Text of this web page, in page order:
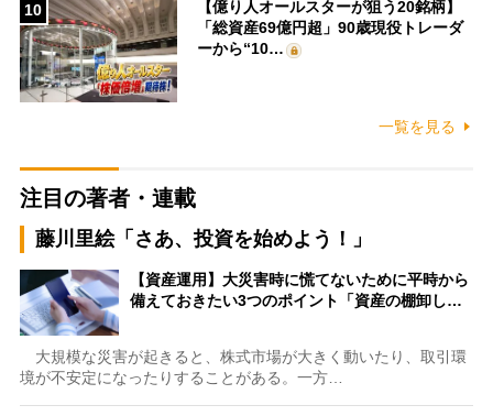
10
【億り人オールスターが狙う20銘柄】
「総資産69億円超」90歳現役トレーダ
ーから“10…
一覧を見る
注目の著者・連載
藤川里絵「さあ、投資を始めよう！」
【資産運用】大災害時に慌てないために平時から
備えておきたい3つのポイント「資産の棚卸し…
大規模な災害が起きると、株式市場が大きく動いたり、取引環
境が不安定になったりすることがある。一方…